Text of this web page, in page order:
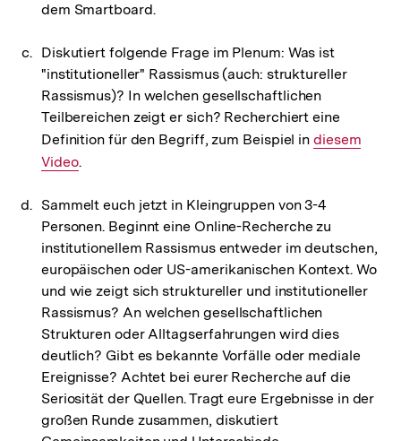
dem Smartboard.
Diskutiert folgende Frage im Plenum: Was ist
"institutioneller" Rassismus (auch: struktureller
Rassismus)? In welchen gesellschaftlichen
Teilbereichen zeigt er sich? Recherchiert eine
Definition für den Begriff, zum Beispiel in Interner
diesem
Video.
Sammelt euch jetzt in Kleingruppen von 3-4
Personen. Beginnt eine Online-Recherche zu
institutionellem Rassismus entweder im deutschen,
europäischen oder US-amerikanischen Kontext. Wo
und wie zeigt sich struktureller und institutioneller
Rassismus? An welchen gesellschaftlichen
Strukturen oder Alltagserfahrungen wird dies
deutlich? Gibt es bekannte Vorfälle oder mediale
Ereignisse? Achtet bei eurer Recherche auf die
Seriosität der Quellen. Tragt eure Ergebnisse in der
großen Runde zusammen, diskutiert